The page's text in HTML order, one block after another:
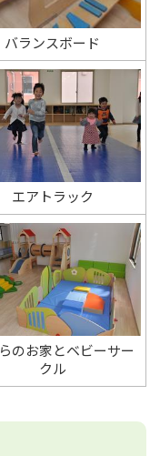
バランスボード
エアトラック
のお家とベビーサー
クル